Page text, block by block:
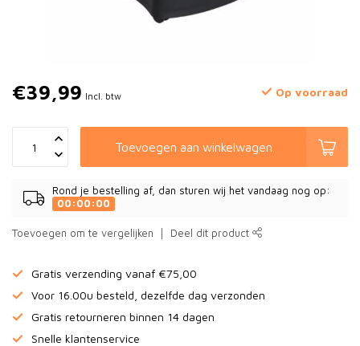
€39,99 Incl. btw Op voorraad
Toevoegen aan winkelwagen
Rond je bestelling af, dan sturen wij het vandaag nog op:
00:00:00
Toevoegen om te vergelijken Deel dit product
Gratis verzending vanaf €75,00
Voor 16.00u besteld, dezelfde dag verzonden
Gratis retourneren binnen 14 dagen
Snelle klantenservice